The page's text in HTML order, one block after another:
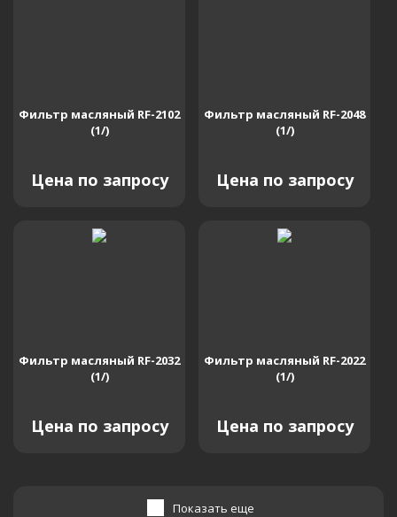
Фильтр масляный RF-2102
(1/)
Цена по запросу
Фильтр масляный RF-2048
(1/)
Цена по запросу
Фильтр масляный RF-2032
(1/)
Цена по запросу
Фильтр масляный RF-2022
(1/)
Цена по запросу
Показать еще